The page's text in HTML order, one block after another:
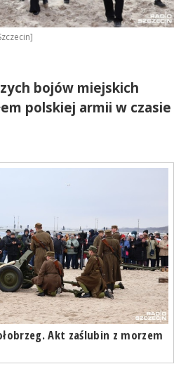
bojów miejskich
polskiej armii w czasie
Akt zaślubin z morzem